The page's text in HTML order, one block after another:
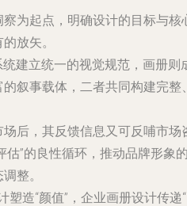
察为起点，明确设计的目标与核
放矢。
统建立统一的视觉规范，画册则
叙事载体，二者共同构建完整
场后，其反馈信息又可反哺市场
估”的良性循环，推动品牌形象
整。
造“颜值”，企业画册设计传递